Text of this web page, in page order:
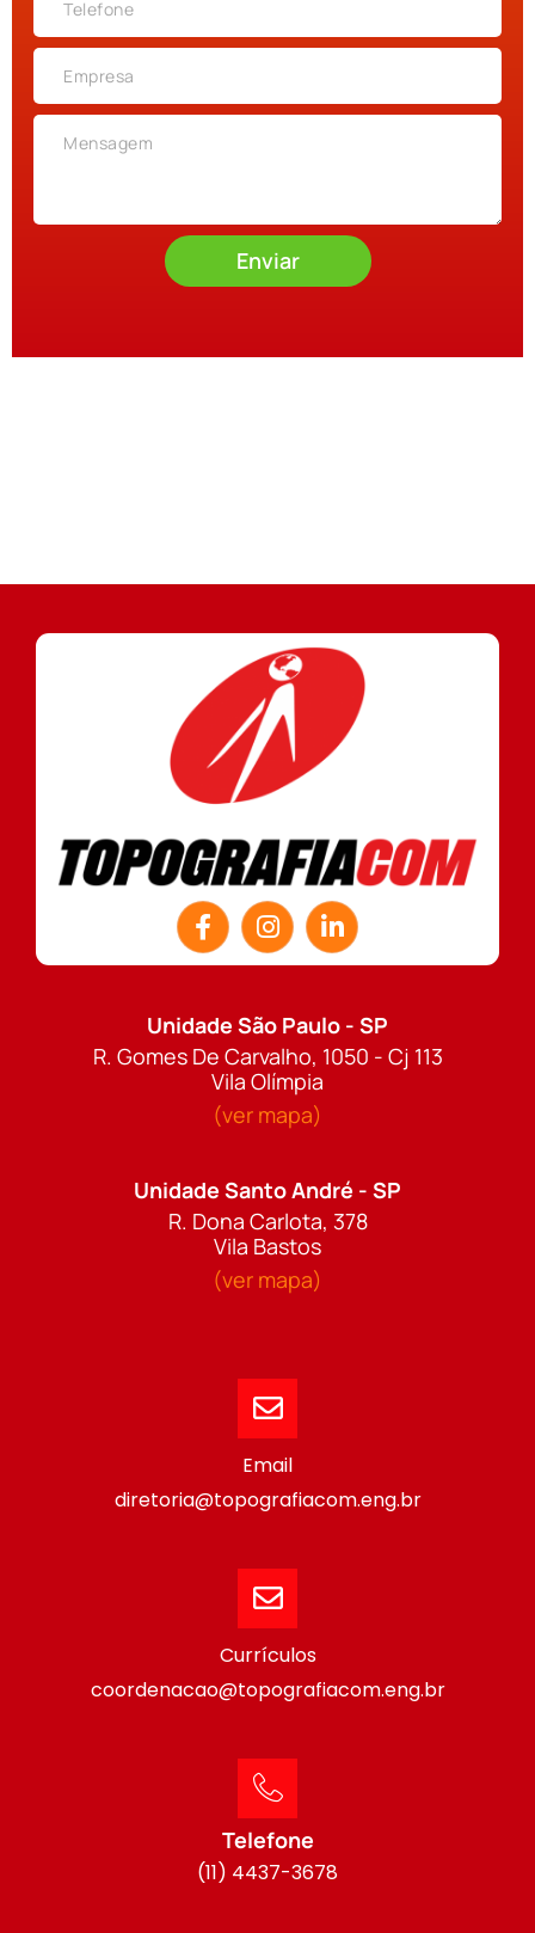
Enviar
Unidade São Paulo - SP
R. Gomes De Carvalho, 1050 - Cj 113
Vila Olímpia
(ver mapa)
Unidade Santo André - SP
R. Dona Carlota, 378
Vila Bastos
(ver mapa)
Email
diretoria@topografiacom.eng.br
Currículos
coordenacao@topografiacom.eng.br
Telefone
(11) 4437-3678